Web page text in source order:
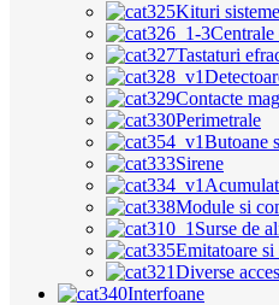
Kituri
Centrale
Tastaturi
Contacte
Perimetrale
Butoane
Sirene
Module si
Surse de
Emitatoare si
Diverse
Interfoane